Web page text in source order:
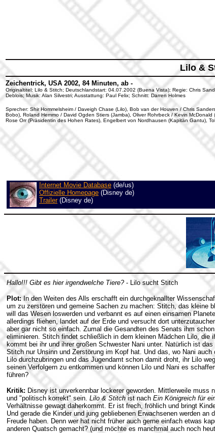
Lilo &
Zeichentrick, USA 2002, 84 Minuten, ab -
Originaltitel: Lilo & Stitch; Deutschlandstart: 04.07.2002 (Buena Vista); Regie: Chris
Deblois; Musik: Alan Silvestri; Ausstattung: Paul Felix; Schnitt: Darren Holmes
Sprecher: Shir Hommelsheim / Daveigh Chase (Lilo), Bob van der Houven / Chris
Bobo), Roland Hemmo / David Ogden Stiers (Jamba), Oliver Rohrbeck / Kevin
Rose Orr (Präsidentin des Hohen Rates), Engelbert von Nordhausen (Kapitän Gantu),
Internet Movie Database (de/us)
Offizielle Homepage (Disney de)
Trailer(Disney de)
Hallo!!! Gibt es hier irgendwelche Tiere? - Lilo sucht Stitch
Plot: In den Weiten des Alls erschafft ein durchgeknallter
um zu zerstören und gemeine Sachen zu machen: Stitch, das kleine
will das Wesen loswerden und verbannt es auf einen einsamen
allerdings fliehen, landet auf der Erde und versucht dort
aber gar nicht so einfach. Zumal die Gesandten des Senats ihm
eliminieren. Stitch findet schließlich in dem kleinen Mädchen Lilo, die
kommt bei ihr und ihrer großen Schwester Nani unter. Natürlich ist
Stitch nur Unsinn und Zerstörung im Kopf hat. Und das, wo Nani
Lilo durchzubringen und das Jugendamt schon damit droht, ihr Lilo
seinen Verfolgern zu entkommen und können Lilo und Nani es
führen?
Kritik: Disney ist unverkennbar lockerer geworden. Mittlerweile muss
und "politisch korrekt" sein. Lilo & Stitch ist nach Ein Königreich für
Verhältnisse gewagt daherkommt. Er ist frech, fröhlich und bringt
Und gerade die Kinder und jung gebliebenen Erwachsenen werden an
Freude haben. Denn wer hat nicht früher auch gerne einfach etwas
anderen Quatsch gemacht? (und möchte es manchmal auch noch